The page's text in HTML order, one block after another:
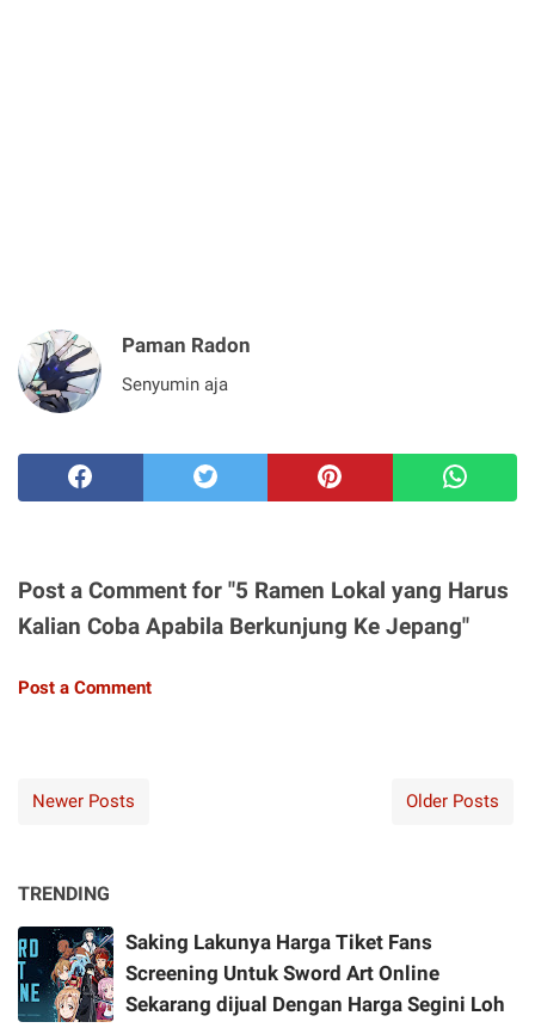
Paman Radon
Senyumin aja
Post a Comment for "5 Ramen Lokal yang Harus
Kalian Coba Apabila Berkunjung Ke Jepang"
Post a Comment
Newer Posts Older Posts
TRENDING
Saking Lakunya Harga Tiket Fans
Screening Untuk Sword Art Online
Sekarang dijual Dengan Harga Segini Loh